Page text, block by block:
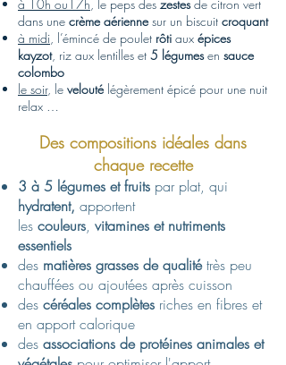
à 10h ou17h, le peps des zestesde citron vert
dans une crème aériennesur un biscuit croquant
à midi, l’émincé de poulet rôti aux épices
kayzot, riz aux lentilles et 5 légumesen sauce
colombo
le soir, le veloutélégèrement épicé pour une nuit
relax …
Des compositions idéales dans
chaque recette
3 à 5 légumes et fruits par plat, qui
hydratent, apportent
les couleurs, vitamines et nutriments
essentiels
des matières grasses de qualitétrès peu
chauffées ou ajoutées après cuisson
des céréales complètes riches en fibres et
en apport calorique
des associations de protéines animales et